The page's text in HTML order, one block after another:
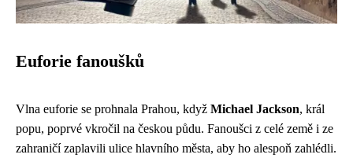
Euforie fanoušků
Vlna euforie se prohnala Prahou, když Michael Jackson, král
popu, poprvé vkročil na českou půdu. Fanoušci z celé země i ze
zahraničí zaplavili ulice hlavního města, aby ho alespoň zahlédli.